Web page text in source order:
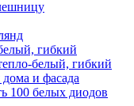
гибкий
белый, гибкий
и фасада
100 белых диодов